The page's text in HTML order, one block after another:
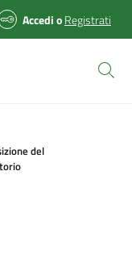
AccedioRegistrati
del